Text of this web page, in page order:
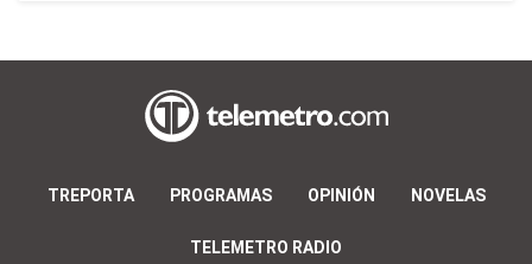
TREPORTA PROGRAMAS OPINIÓN NOVELAS
TELEMETRO RADIO